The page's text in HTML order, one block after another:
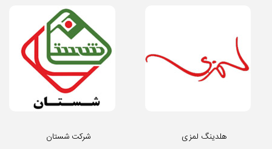
شرکت شستان هلدینگ لمزی